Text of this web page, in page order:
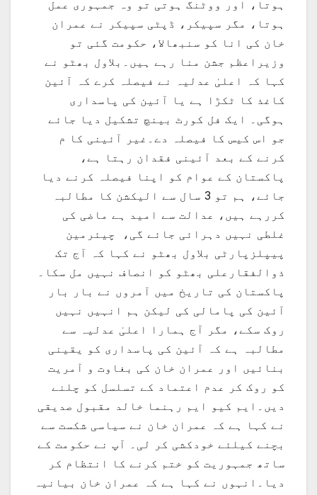
ہوتا، اور ووٹنگ ہوتی تو وہ جمہوری عمل
ہوتا، مگر سپیکر، ڈپٹی سپیکر نے عمران
خان کی انا کو سنبھالا، حکومت گئی تو
وزیراعظم جشن منا رہے ہیں۔بلاول بھٹو نے
کہا کہ اعلیٰ عدلیہ نے فیصلہ کرے کہ آئین
کاغذ کا ٹکڑا ہے یا آئین کی پاسداری
ہوگی۔ ایک فل کورٹ بینچ تشکیل دیا جائے
جو اس کیس کا فیصلہ دے۔غیر آئینی کا م
کرنے کے بعد آئینی فقدان رہتا ہے،
پاکستان کے عوام کو اپنا فیصلہ کرنے دیا
جائے، ہم تو 3 سال سے الیکشن کا مطالبہ
کررہے ہیں، عدالت سے امید ہے ماضی کی
غلطی نہیں دہرائی جائے گی، چیئرمین
پیپلزپارٹی بلاول بھٹو نے کہا کہ آج تک
ذوالفقارعلی بھٹو کو انصاف نہیں مل سکا۔
پاکستان کی تاریخ میں آمروں نے بار بار
آئین کی پامالی کی لیکن ہم انہیں نہیں
روک سکے، مگر آج ہمارا اعلیٰ عدلیہ سے
مطالبہ ہے کہ آئین کی پاسداری کو یقینی
بنائیں اور عمران خان کی بغاوت و آمریت
کو روک کر عدم اعتماد کے تسلسل کو چلنے
دیں۔ایم کیو ایم رہنما خالد مقبول صدیقی
نے کہا ہے کہ عمران خان نے سیاسی شکست سے
بچنے کیلئے خودکشی کر لی۔ آپ نے حکومت کے
ساتھ جمہوریت کو ختم کرنے کا انتظام کر
دیا۔انہوں نے کہا ہے کہ عمران خان بیانیہ